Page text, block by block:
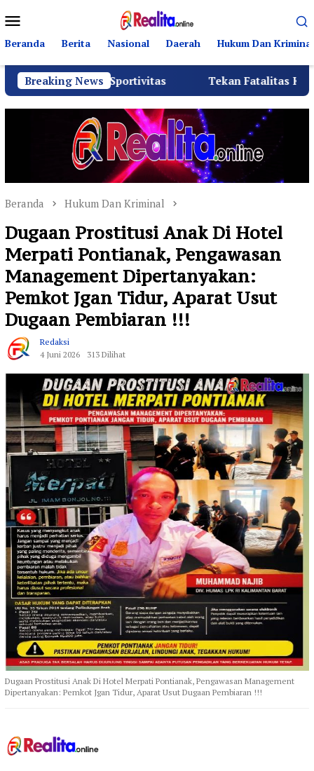
ke
kontenMobile
Beranda Berita Nasional Daerah Hukum Dan Kriminal
Breaking News
Sportivitas Tekan Fatalitas Kecelakaan, SMKN
Beranda Hukum Dan Kriminal
Dugaan Prostitusi Anak Di Hotel
Merpati Pontianak, Pengawasan
Management Dipertanyakan:
Pemkot Jgan Tidur, Aparat Usut
Dugaan Pembiaran !!!
Redaksi
4 Juni 2026
313 Dilihat
Dugaan Prostitusi Anak Di Hotel Merpati Pontianak, Pengawasan Management
Dipertanyakan: Pemkot Jgan Tidur, Aparat Usut Dugaan Pembiaran !!!